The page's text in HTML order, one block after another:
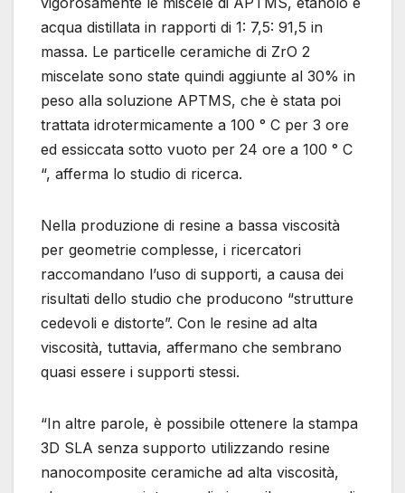
acqua distillata in rapporti di 1: 7,5: 91,5 in
massa. Le particelle ceramiche di ZrO 2
miscelate sono state quindi aggiunte al 30% in
peso alla soluzione APTMS, che è stata poi
trattata idrotermicamente a 100 ° C per 3 ore
ed essiccata sotto vuoto per 24 ore a 100 ° C
“, afferma lo studio di ricerca.
Nella produzione di resine a bassa viscosità
per geometrie complesse, i ricercatori
raccomandano l’uso di supporti, a causa dei
risultati dello studio che producono “strutture
cedevoli e distorte”. Con le resine ad alta
viscosità, tuttavia, affermano che sembrano
quasi essere i supporti stessi.
“In altre parole, è possibile ottenere la stampa
3D SLA senza supporto utilizzando resine
nanocomposite ceramiche ad alta viscosità,